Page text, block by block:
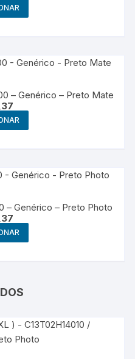
– Genérico – Preto Mate
– Genérico – Preto Photo